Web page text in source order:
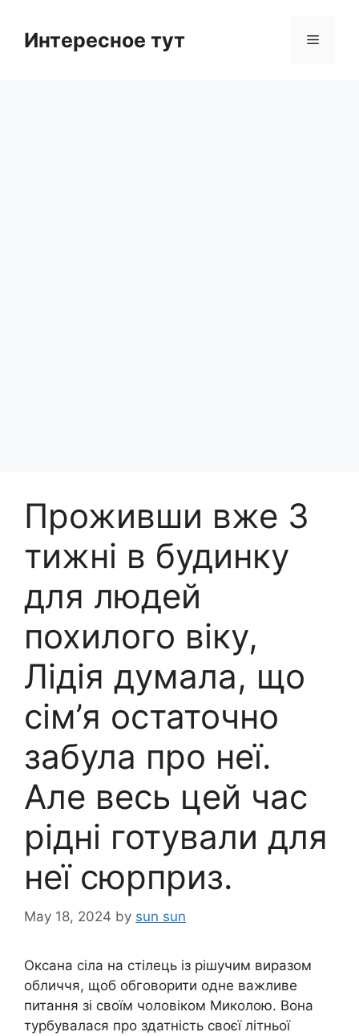
contentИнтересное тут Menu
Проживши вже 3
тижні в будинку
для людей
похилого віку,
Лідія думала, що
сім’я остаточно
забула про неї.
Але весь цей час
рідні готували для
неї сюрприз.
May 18, 2024 by sun sun
Оксана сіла на стілець із рішучим виразом
обличчя, щоб обговорити одне важливе
питання зі своїм чоловіком Миколою. Вона
турбувалася про здатність своєї літньої